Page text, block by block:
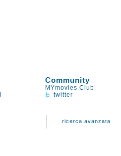
Community
MYmovies Club
twitter
ricerca avanzata